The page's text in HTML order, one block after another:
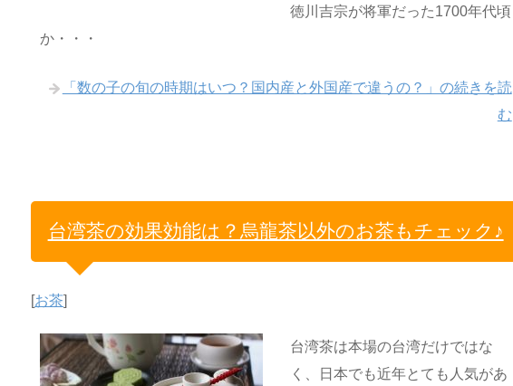
徳川吉宗が将軍だった1700年代頃
か・・・
「数の子の旬の時期はいつ？国内産と外国産で違うの？」の続きを読
む
台湾茶の効果効能は？烏龍茶以外のお茶もチェック♪
[お茶]
台湾茶は本場の台湾だけではな
く、日本でも近年とても人気があ